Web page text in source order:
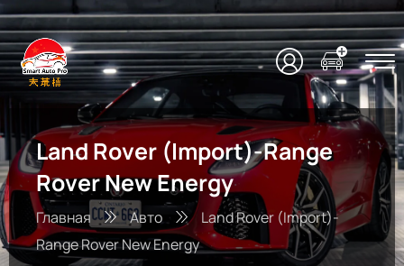
Land Rover (Import)-Range
Rover New Energy
Главная Авто
Land Rover (Import)-
Range Rover New Energy